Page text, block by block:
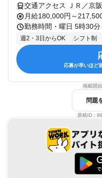
交通アクセス ＪＲ／京
月給180,000円～
週2・3日からOK シフト制
応募が早いほど
掲載開始
問題
原稿ID：